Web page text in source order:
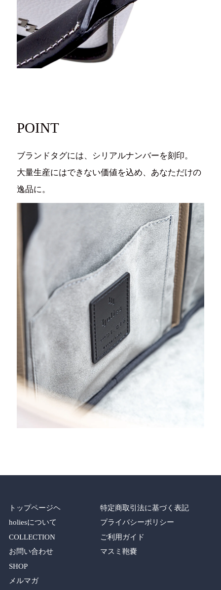
POINT
ブランドタグには、シリアルナンバーを刻印。
大量生産にはできない価値を込め、あなただけの
逸品に。
トップページヘ
holiesについて
COLLECTION
お問い合わせ
SHOP
メルマガ
特定商取引法に基づく表記
プライバシーポリシー
ご利用ガイド
マスミ鞄嚢